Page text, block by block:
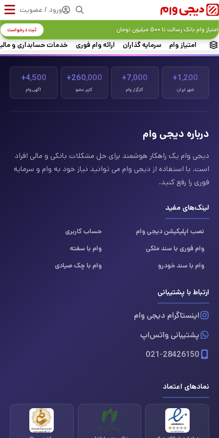
ورود / عضویت
امتیاز وام سرمایه گذاران ارائه وام فوری خدمات حسابداری و
امتیاز وام بانک رسالت تا ۵۰۰ میلیون تومان ثبت درخواست
1,200+
شهر ایران
7,000+
کارگزار وام
260,000+
کاربر عضو
4,500+
آگهی وام
درباره دیجی وام
دیجی وام یک راهکار هوشمند برای حل مشکلات بانکی و مالی افراد
است. با استفاده از دیجی وام می توانید نیاز خود به وام و سرمایه
فوری را رفع کنید.
لینک‌های مفید
نصب اپلیکیشن دیجی وام
حساب کاربری
وام فوری با سند ملکی
وام با سفته
وام با سند خودرو
وام با چک صیادی
ارتباط با پشتیبانی
اینستاگرام دیجی وام
پشتیبانی واتس‌اپ
021-28426150
نمادهای اعتماد